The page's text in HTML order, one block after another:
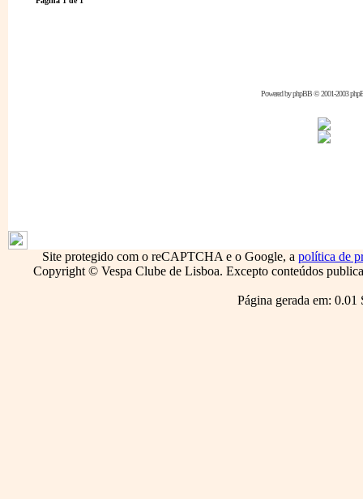
Powered byphpBB© 2001-2003
Site protegido com o reCAPTCHA e o Google, a política de
Copyright © Vespa Clube de Lisboa. Excepto conteúdos
Página gerada em: 0.01